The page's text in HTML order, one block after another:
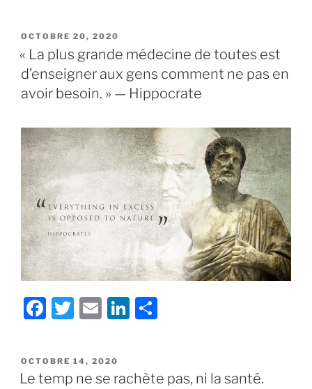
c
e
b
o
k
itt
er
ai
l
e
dI
n
e
PUBLIÉ
LE
OCTOBRE 20, 2020
« La plus grande médecine de toutes est
d’enseigner aux gens comment ne pas en
avoir besoin. » — Hippocrate
F
c
e
T
itt
er
E
ai
l
Li
e
e
PUBLIÉ
LE
OCTOBRE 14, 2020
Le temp ne se rachète pas, ni la santé.